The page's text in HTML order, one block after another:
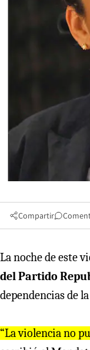
Compartir
La noche de este
del Partido
dependencias de
“La violencia no